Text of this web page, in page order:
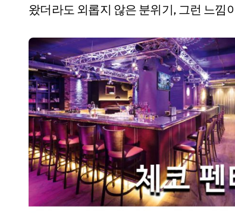
왔더라도 외롭지 않은 분위기, 그런 느낌